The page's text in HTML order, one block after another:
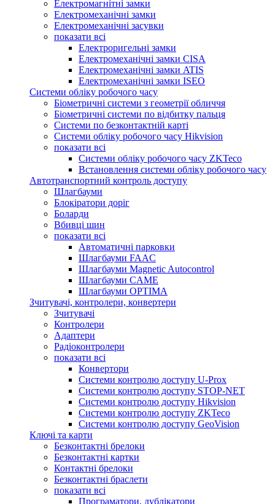
Електромагнітні замки
Електромеханічні замки
Електромеханічні засувки
показати всі
Електроригельні замки
Електромеханічні замки CISA
Електромеханічні замки ATIS
Електромеханічні замки ISEO
Системи обліку робочого часу
Біометричні системи з геометрії обличчя
Біометричні системи по відбитку пальця
Системи по безконтактній карті
Системи обліку робочого часу Hikvision
показати всі
Системи обліку робочого часу ZKTeco
Встановлення системи обліку робочого часу
Автотранспортний контроль доступу
Шлагбауми
Блокіратори доріг
Боларди
Вбивці шин
показати всі
Автоматичні парковки
Шлагбауми FAAC
Шлагбауми Magnetic Autocontrol
Шлагбауми CAME
Шлагбауми OPTIMA
Зчитувачі, контролери, конвертери
Зчитувачі
Контролери
Адаптери
Радіоконтролери
показати всі
Конвертори
Системи контролю доступу U-Prox
Системи контролю доступу STOP-NET
Системи контролю доступу Hikvision
Системи контролю доступу ZKTeco
Системи контролю доступу GeoVision
Ключі та карти
Безконтактні брелоки
Безконтактні картки
Контактні брелоки
Безконтактні браслети
показати всі
Програматори, дублікатори